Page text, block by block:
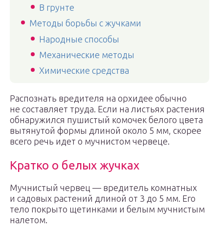
В грунте
Методы борьбы с жучками
Народные способы
Механические методы
Химические средства
Распознать вредителя на орхидее обычно
не составляет труда. Если на листьях растения
обнаружился пушистый комочек белого цвета
вытянутой формы длиной около 5 мм, скорее
всего речь идет о мучнистом червеце.
Кратко о белых жучках
Мучнистый червец — вредитель комнатных
и садовых растений длиной от 3 до 5 мм. Его
тело покрыто щетинками и белым мучнистым
налетом.